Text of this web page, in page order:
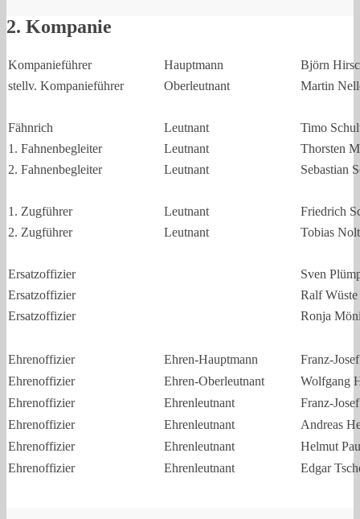
2. Kompanie
Kompanieführer Hauptmann
Björn
stellv. Kompanieführer
Oberleutnant Martin
Fähnrich Leutnant
Timo
1. Fahnenbegleiter
Leutnant
Thorsten
2. Fahnenbegleiter
Leutnant Sebastian
1. Zugführer Leutnant
Friedrich
2. Zugführer
Leutnant Tobias
Ersatzoffizier
Sven
Ersatzoffizier
Ralf Wüste
Ersatzoffizier
Ronja
Ehrenoffizier Ehren-Hauptmann
Franz-
Ehrenoffizier
Ehren-Oberleutnant
Wolfgang
Ehrenoffizier
Ehrenleutnant
Franz-
Ehrenoffizier
Ehrenleutnant
Andreas
Ehrenoffizier
Ehrenleutnant
Helmut
Ehrenoffizier
Ehrenleutnant Edgar